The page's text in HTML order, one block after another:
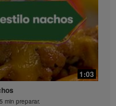
2
1:03
min preparar.